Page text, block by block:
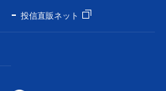
投信直販ネット